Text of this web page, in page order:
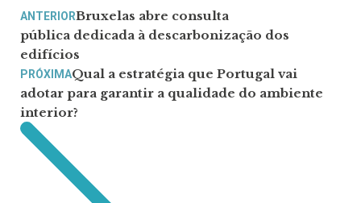
ANTERIORBruxelas abre consulta
pública dedicada à descarbonização dos
edifícios
PRÓXIMAQual a estratégia que Portugal vai
adotar para garantir a qualidade do ambiente
interior?